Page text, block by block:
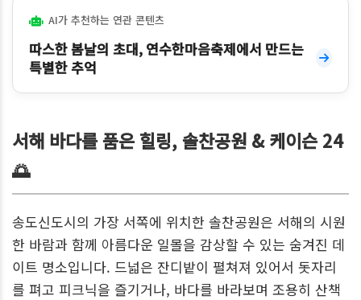
AI가 추천하는 연관 콘텐츠
따스한 봄날의 초대, 연수한마음축제에서 만드는
특별한 추억
서해 바다를 품은 힐링, 솔찬공원 & 케이슨 24
🌅
송도신도시의 가장 서쪽에 위치한 솔찬공원은 서해의 시원
한 바람과 함께 아름다운 일몰을 감상할 수 있는 숨겨진 데
이트 명소입니다. 드넓은 잔디밭이 펼쳐져 있어서 돗자리
를 펴고 피크닉을 즐기거나, 바다를 바라보며 조용히 산책